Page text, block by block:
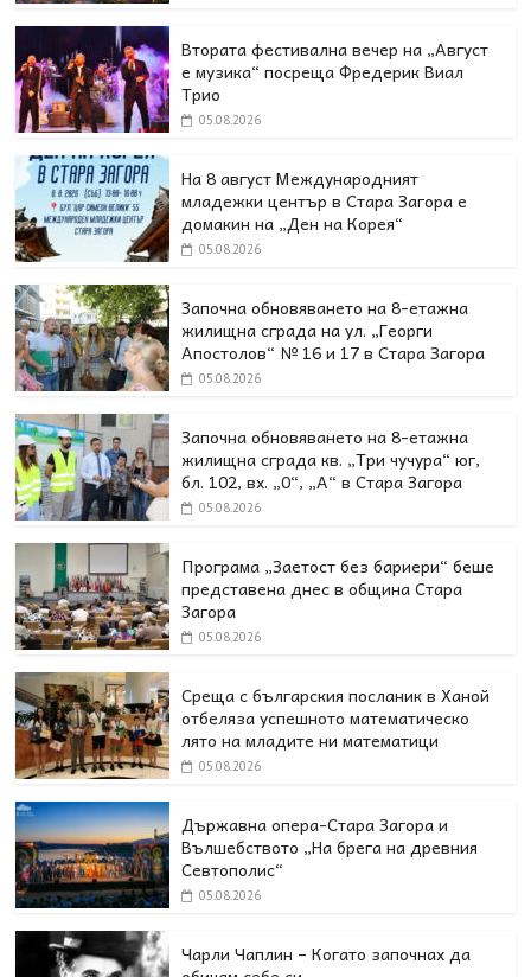
Втората фестивална вечер на „Август
е музика“ посреща Фредерик Виал
Трио
05.08.2026
На 8 август Международният
младежки център в Стара Загора е
домакин на „Ден на Корея“
05.08.2026
Започна обновяването на 8-етажна
жилищна сграда на ул. „Георги
Апостолов“ № 16 и 17 в Стара Загора
05.08.2026
Започна обновяването на 8-етажна
жилищна сграда кв. „Три чучура“ юг,
бл. 102, вх. „0“, „А“ в Стара Загора
05.08.2026
Програма „Заетост без бариери“ беше
представена днес в oбщина Стара
Загора
05.08.2026
Среща с българския посланик в Ханой
отбеляза успешното математическо
лято на младите ни математици
05.08.2026
Държавна опера-Стара Загора и
Вълшебството „На брега на древния
Севтополис“
05.08.2026
Чарли Чаплин – Когато започнах да